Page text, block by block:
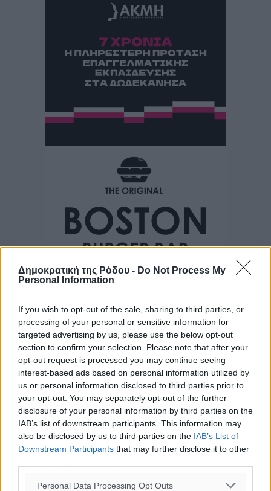
Δημοκρατική της Ρόδου - Do Not Process My
Personal Information
If you wish to opt-out of the sale, sharing to third parties, or
processing of your personal or sensitive information for
targeted advertising by us, please use the below opt-out
section to confirm your selection. Please note that after your
opt-out request is processed you may continue seeing
interest-based ads based on personal information utilized by
us or personal information disclosed to third parties prior to
your opt-out. You may separately opt-out of the further
disclosure of your personal information by third parties on the
IAB’s list of downstream participants. This information may
also be disclosed by us to third parties on the IAB’s List of
Downstream Participants that may further disclose it to other
Personal Data Processing Opt Outs
Ροή ειδήσεων